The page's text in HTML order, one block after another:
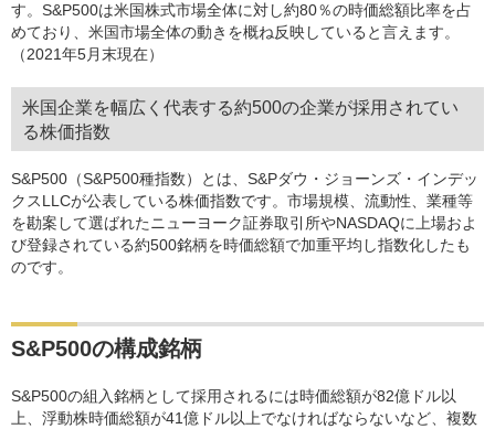
す。S&P500は米国株式市場全体に対し約80％の時価総額比率を占
めており、米国市場全体の動きを概ね反映していると言えます。
（2021年5月末現在）
米国企業を幅広く代表する約500の企業が採用されてい
る株価指数
S&P500（S&P500種指数）とは、S&Pダウ・ジョーンズ・インデッ
クスLLCが公表している株価指数です。市場規模、流動性、業種等
を勘案して選ばれたニューヨーク証券取引所やNASDAQに上場およ
び登録されている約500銘柄を時価総額で加重平均し指数化したも
のです。
S&P500の構成銘柄
S&P500の組入銘柄として採用されるには時価総額が82億ドル以
上、浮動株時価総額が41億ドル以上でなければならないなど、複数